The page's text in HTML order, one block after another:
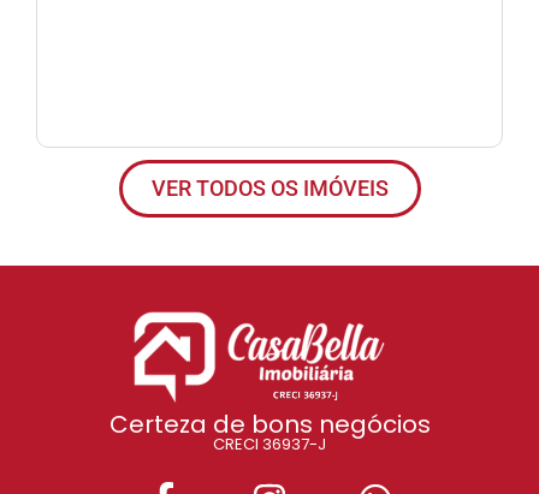
VER TODOS OS IMÓVEIS
Certeza de bons negócios
CRECI 36937-J